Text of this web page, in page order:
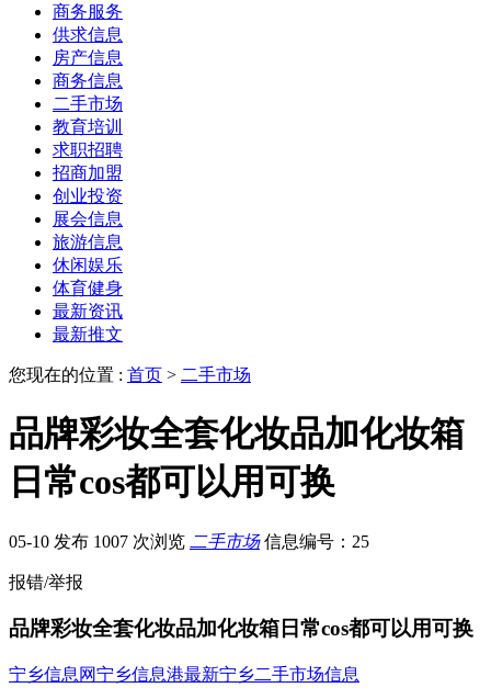
商务服务
供求信息
房产信息
商务信息
二手市场
教育培训
求职招聘
招商加盟
创业投资
展会信息
旅游信息
休闲娱乐
体育健身
最新资讯
最新推文
您现在的位置 : 首页 > 二手市场
品牌彩妆全套化妆品加化妆箱
日常cos都可以用可换
05-10 发布 1007 次浏览 二手市场 信息编号：25
报错/举报
品牌彩妆全套化妆品加化妆箱日常cos都可以用可换
宁乡信息网宁乡信息港最新宁乡二手市场信息